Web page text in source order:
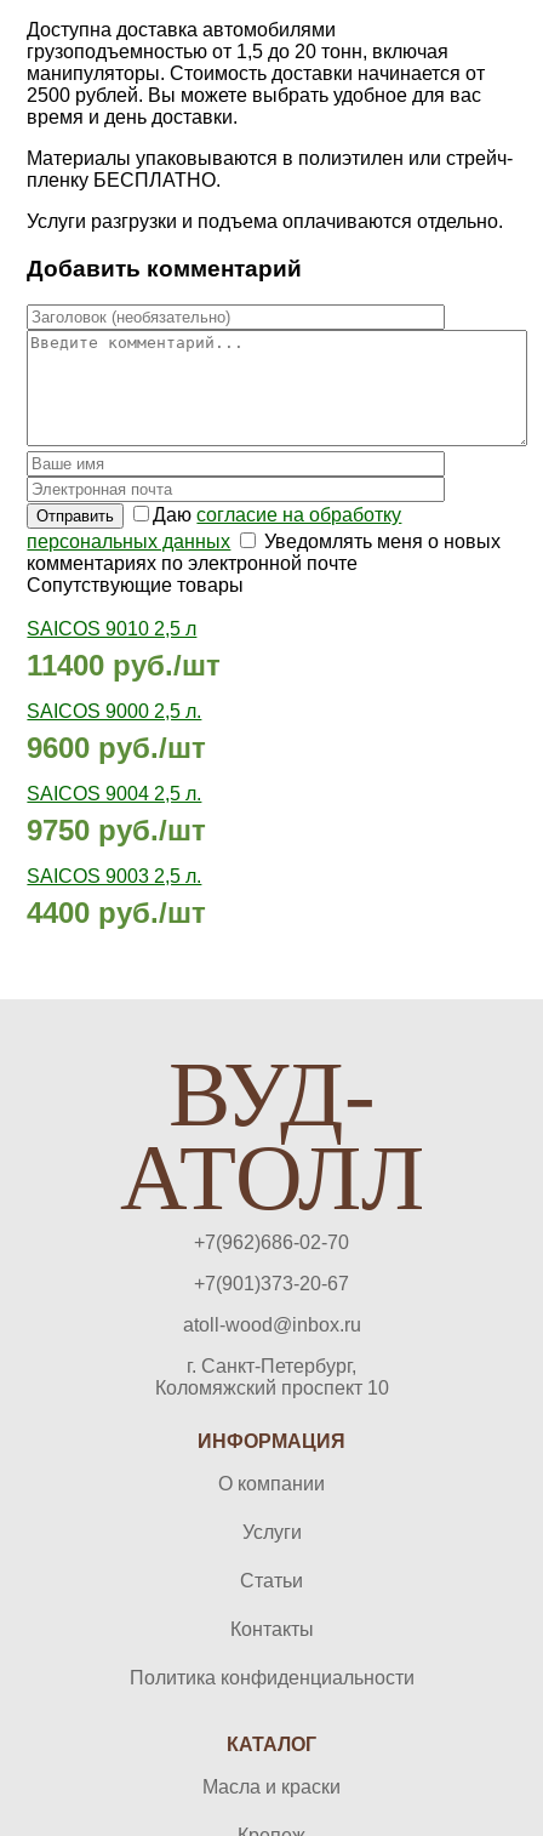
Доступна доставка автомобилями
грузоподъемностью от 1,5 до 20 тонн, включая
манипуляторы. Стоимость доставки начинается от
2500 рублей. Вы можете выбрать удобное для вас
время и день доставки.
Материалы упаковываются в полиэтилен или стрейч-
пленку БЕСПЛАТНО.
Услуги разгрузки и подъема оплачиваются отдельно.
Добавить комментарий
Отправить Даюсогласие на обработку
персональных данных
Уведомлять меня о новых
комментариях по электронной почте
Сопутствующие товары
SAICOS 9010 2,5 л
11400 руб./шт
SAICOS 9000 2,5 л.
9600 руб./шт
SAICOS 9004 2,5 л.
9750 руб./шт
SAICOS 9003 2,5 л.
4400 руб./шт
ВУД-
АТОЛЛ
+7(962)686-02-70
+7(901)373-20-67
atoll-wood@inbox.ru
г. Санкт-Петербург,
Коломяжский проспект 10
ИНФОРМАЦИЯ
О компании
Услуги
Статьи
Контакты
Политика конфиденциальности
КАТАЛОГ
Масла и краски